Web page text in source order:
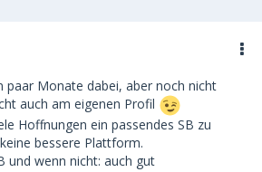
paar Monate dabei, aber noch nicht
auch am eigenen Profil
Hoffnungen ein passendes SB zu
bessere Plattform.
und wenn nicht: auch gut